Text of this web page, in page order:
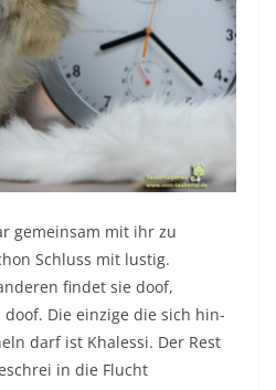
gemeinsam mit ihr zu
Schluss mit lustig.
findet sie doof,
Die einzige die sich hin-
darf ist Khalessi. Der Rest
in die Flucht